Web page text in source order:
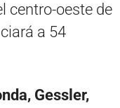
centro-oeste de
a 54
Gessler,